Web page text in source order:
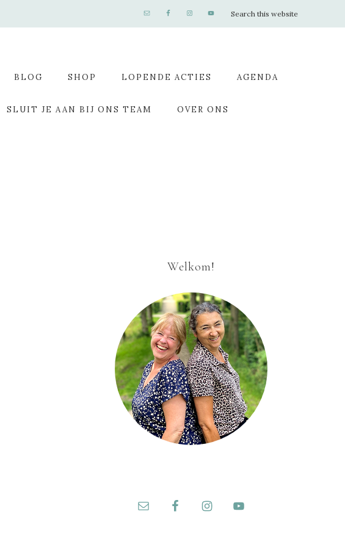
BLOG SHOP LOPENDE ACTIES AGENDA
SLUIT JE AAN BIJ ONS TEAM OVER ONS
Welkom!